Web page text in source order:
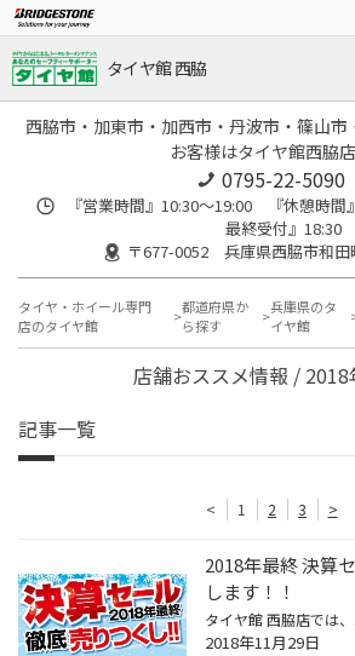
タイヤ館 西脇
西脇市・加東市・加西市・丹波市・篠山市
お客様はタイヤ館西脇
0795-22-5090
『営業時間』10:30～19:00 『休憩時間
最終受付』18:30
〒677-0052 兵庫県西脇市和田
タイヤ・ホイール専門
店のタイヤ館
都道府県か
ら探す
兵庫県のタ
イヤ館
店舗おススメ情報 / 2018
記事一覧
< 1 2 3 >
2018年最終 決算
します！！
2018年11月29日